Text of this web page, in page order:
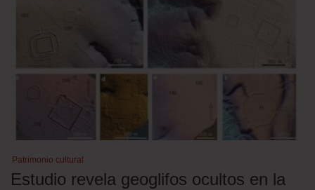
Patrimonio cultural
Estudio revela geoglifos ocultos en la